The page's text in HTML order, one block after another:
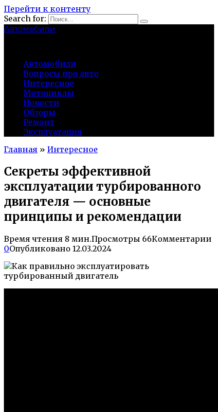
Перейти к контенту
Search for:
Автомобили
Автомобили
Вопросы про авто
Интересное
Мотоциклы
Новости
Обзоры
Ремонт
Эксплуатация
Главная » Интересное
Секреты эффективной
эксплуатации турбированного
двигателя — основные
принципы и рекомендации
Время чтения 8 мин.Просмотры 66Комментарии
0Опубликовано 12.03.2024